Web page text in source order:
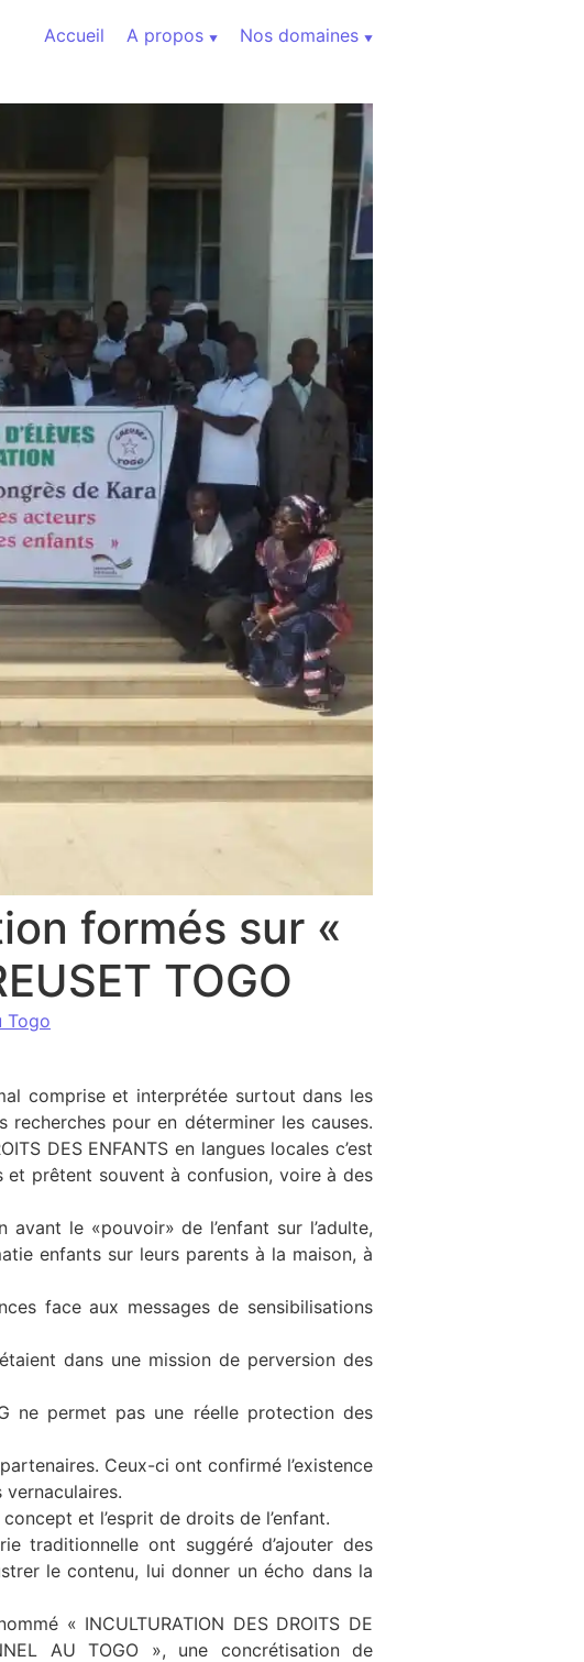
Accueil
A propos Nos domaines
formés sur «
TOGO
Togo
comprise et interprétée surtout dans les
recherches pour en déterminer les causes.
DES ENFANTS en langues locales c’est
prêtent souvent à confusion, voire à des
le «pouvoir» de l’enfant sur l’adulte,
enfants sur leurs parents à la maison, à
face aux messages de sensibilisations
dans une mission de perversion des
ne permet pas une réelle protection des
Ceux-ci ont confirmé l’existence
et l’esprit de droits de l’enfant.
traditionnelle ont suggéré d’ajouter des
le contenu, lui donner un écho dans la
« INCULTURATION DES DROITS DE
AU TOGO », une concrétisation de